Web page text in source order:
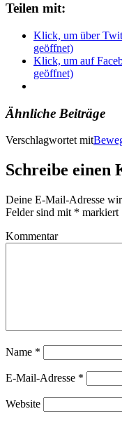
Teilen mit:
Klick, um über
geöffnet)
Klick, um auf
geöffnet)
Ähnliche Beiträge
Verschlagwortet mit
Schreibe einen
Deine E-Mail-Adresse
Felder sind mit * markiert
Kommentar
Name *
E-Mail-Adresse *
Website